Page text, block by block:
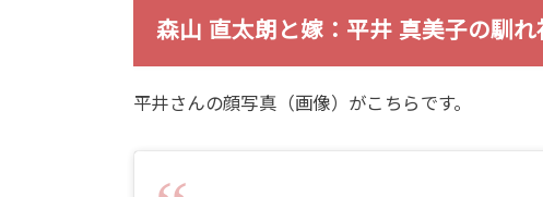
森山 直太朗と嫁：平井 真美子の馴
平井さんの顔写真（画像）がこちらです。